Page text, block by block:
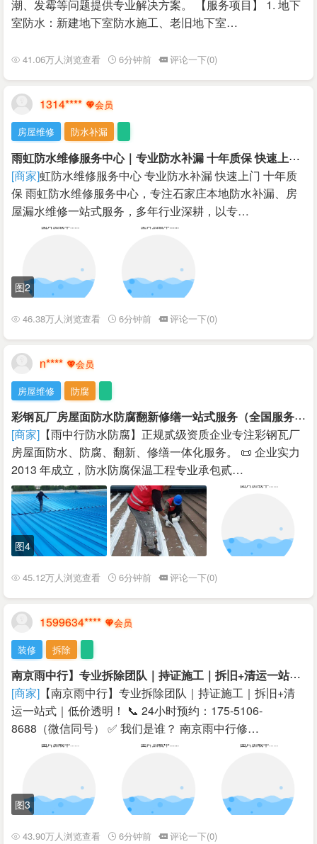
潮、发霉等问题提供专业解决方案。 【服务项目】 1. 地下
室防水：新建地下室防水施工、老旧地下室…
41.06万人浏览查看 6分钟前 评论一下(0)
1314****
房屋维修 防水补漏
雨
虹防水维修服务中心｜专业防水补漏 十年质保 快速上门
[商家]虹防水维修服务中心 专业防水补漏 快速上门 十年质
保 雨虹防水维修服务中心，专注石家庄本地防水补漏、房
屋漏水维修一站式服务，多年行业深耕，以专…
图2
46.38万人浏览查看 6分钟前 评论一下(0)
n****
房屋维修 防腐
彩
钢瓦厂房屋面防水防腐翻新修缮一站式服务（全国服务）
[商家] 【雨中行防水防腐】正规贰级资质企业专注彩钢瓦厂
房屋面防水、防腐、翻新、修缮一体化服务。 📜 企业实力
2013 年成立，防水防腐保温工程专业承包贰…
图4
45.12万人浏览查看 6分钟前 评论一下(0)
1599634****
装修 拆除
南
京雨中行】专业拆除团队｜持证施工｜拆旧+清运一站式｜低价透明！
[商家] 【南京雨中行】专业拆除团队｜持证施工｜拆旧+清
运一站式｜低价透明！ 📞 24小时预约：175-5106-
8688（微信同号） ✅ 我们是谁？ 南京雨中行修…
图3
43.90万人浏览查看 6分钟前 评论一下(0)